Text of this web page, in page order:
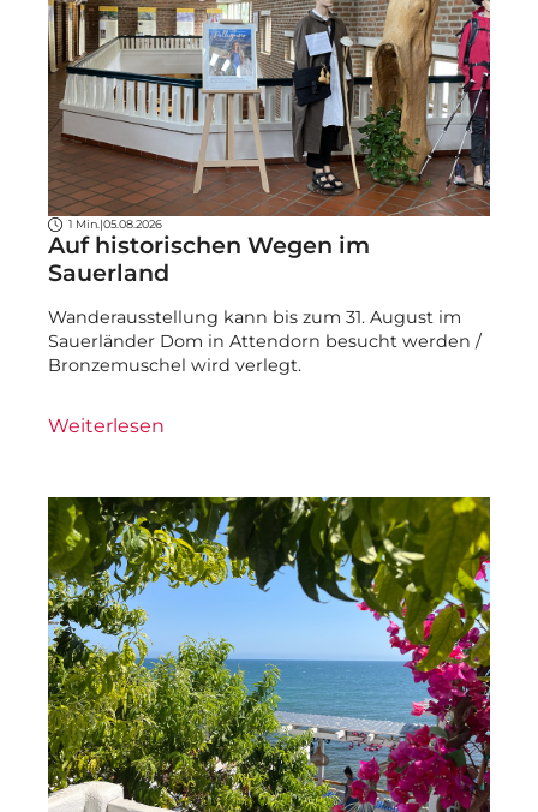
1 Min. |05.08.2026
Auf historischen Wegen im
Sauerland
Wanderausstellung kann bis zum 31. August im
Sauerländer Dom in Attendorn besucht werden /
Bronzemuschel wird verlegt.
Weiterlesen